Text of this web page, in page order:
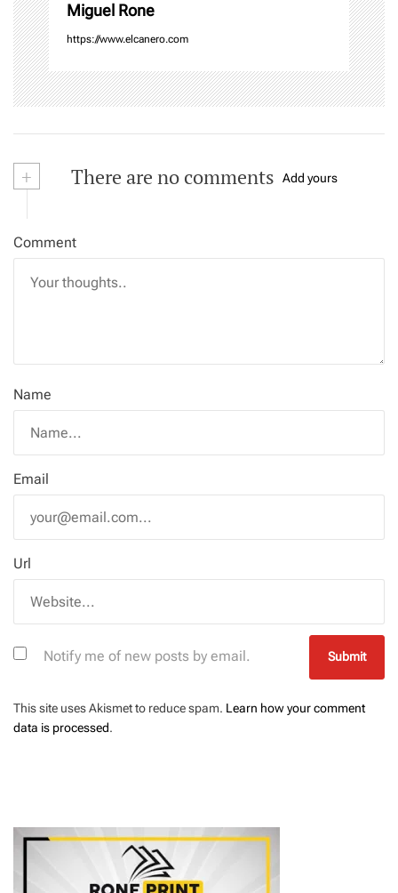
Miguel Rone
https://www.elcanero.com
+ There are no comments Add yours
Comment
Name
Email
Url
Notify me of new posts by email.
This site uses Akismet to reduce spam. Learn how your comment
data is processed.